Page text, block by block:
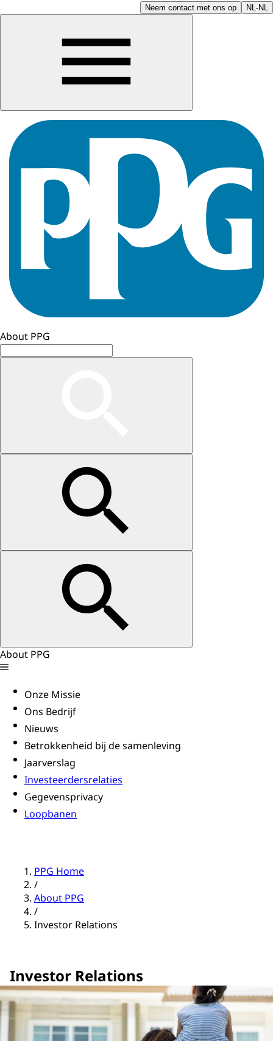
Neem contact met ons op NL-NL
About PPG
About PPG
Onze Missie
Ons Bedrijf
Nieuws
Betrokkenheid bij de samenleving
Jaarverslag
Investeerdersrelaties
Gegevensprivacy
Loopbanen
PPG Home
/
About PPG
/
Investor Relations
Investor Relations